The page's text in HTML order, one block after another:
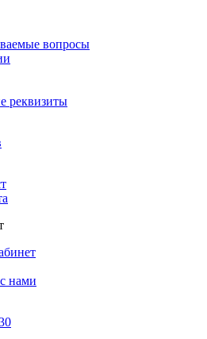
вопросы
реквизиты
нами